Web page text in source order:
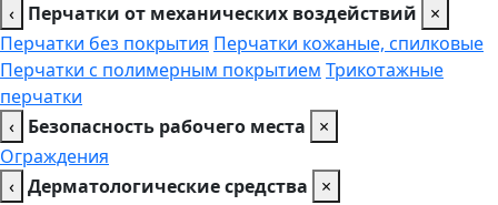
‹ Перчатки от механических воздействий
×
Перчатки без покрытия Перчатки кожаные, спилковые
Перчатки с полимерным покрытием Трикотажные
перчатки
‹ Безопасность рабочего места
×
Ограждения
‹ Дерматологические средства
×